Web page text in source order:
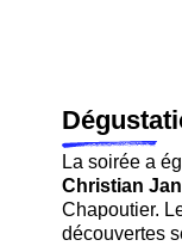
La soirée a
Christian
Chapoutier.
découvertes